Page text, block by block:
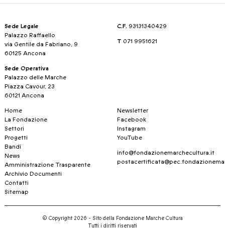
Sede Legale
Palazzo Raffaello
via Gentile da Fabriano, 9
60125 Ancona
Sede Operativa
Palazzo delle Marche
Piazza Cavour, 23
60121 Ancona
C.F. 93131340429
T 071 9951621
Home
La Fondazione
Settori
Progetti
Bandi
News
Amministrazione Trasparente
Archivio Documenti
Contatti
Sitemap
Newsletter
Facebook
Instagram
YouTube
info@fondazionemarchecultura.it
© Copyright 2026 - Sito della Fondazione Marche Cultura
Tutti i diritti riservati